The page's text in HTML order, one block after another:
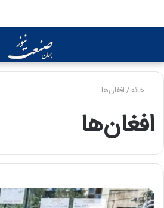
برای
خانه/افغان‌ها
افغان‌ها